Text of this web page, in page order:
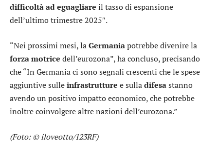
difficoltà ad eguagliare il tasso di espansione
dell’ultimo trimestre 2025″.
“Nei prossimi mesi, laGermaniapotrebbe divenire la
forza motrice dell’eurozona”, ha concluso, precisando
che “In Germania ci sono segnali crescenti che le spese
aggiuntive sulleinfrastrutture e sulladifesastanno
avendo un positivo impatto economico, che potrebbe
inoltre coinvolgere altre nazioni dell’eurozona.”
(Foto: © iloveotto/123RF)